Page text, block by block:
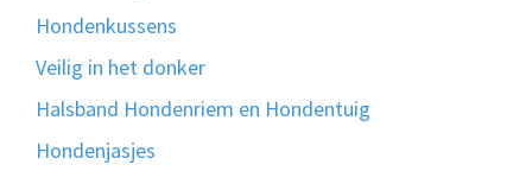
Hondenkussens
Veilig in het donker
Halsband Hondenriem en Hondentuig
Hondenjasjes